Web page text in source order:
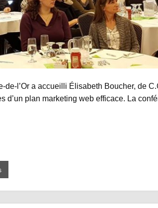
de-l’Or a accueilli Élisabeth Boucher, de
d’un plan marketing web efficace. La